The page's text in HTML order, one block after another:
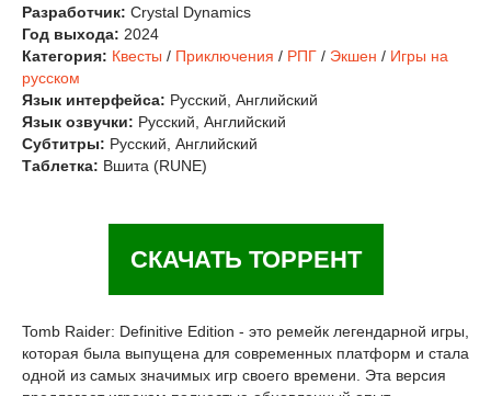
Разработчик: Crystal Dynamics
Год выхода: 2024
Категория: Квесты / Приключения / РПГ / Экшен / Игры на
русском
Язык интерфейса: Русский, Английский
Язык озвучки: Русский, Английский
Субтитры: Русский, Английский
Таблетка: Вшита (RUNE)
СКАЧАТЬ ТОРРЕНТ
Tomb Raider: Definitive Edition - это ремейк легендарной игры,
которая была выпущена для современных платформ и стала
одной из самых значимых игр своего времени. Эта версия